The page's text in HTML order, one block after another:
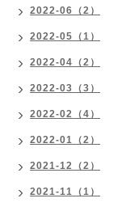
2022-06（2）
2022-05（1）
2022-04（2）
2022-03（3）
2022-02（4）
2022-01（2）
2021-12（2）
2021-11（1）